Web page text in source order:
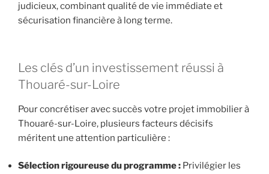
judicieux, combinant qualité de vie immédiate et
sécurisation financière à long terme.
Les clés d’un investissement réussi à
Thouaré-sur-Loire
Pour concrétiser avec succès votre projet immobilier à
Thouaré-sur-Loire, plusieurs facteurs décisifs
méritent une attention particulière :
Sélection rigoureuse du programme : Privilégier les